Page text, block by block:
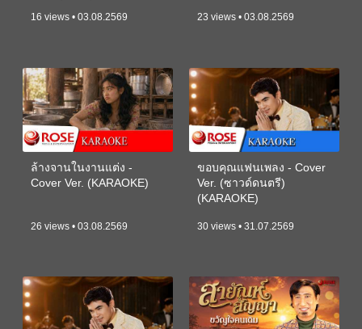
16 views • 03.08.2569 23 views • 03.08.2569
ล้างจานในงานแต่ง -
Cover Ver. (KARAOKE)
26 views • 03.08.2569
ขอบคุณแฟนเพลง - Cover
Ver. (ซาวด์ดนตรี)
(KARAOKE)
30 views • 31.07.2569